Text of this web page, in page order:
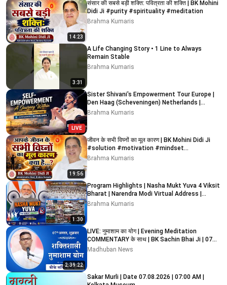
14:23
संसार की सबसे बड़ी शक्ति: पवित्रता की शक्ति | BK Mohini
Didi Ji #purity #spirituality #meditation
Brahma Kumaris
3:31
A Life Changing Story • 1 Line to Always
Remain Stable
Brahma Kumaris
LIVE
Sister Shivani's Empowerment Tour Europe |
Den Haag (Scheveningen) Netherlands |
Highlights
Brahma Kumaris
19:56
जीवन के सभी विघ्नों का मूल कारण | BK Mohini Didi Ji
#solution #motivation #mindset
#meditation
Brahma Kumaris
1:30
Program Highlights | Nasha Mukt Yuva 4 Viksit
Bharat | Narendra Modi Virtual Address |
BrahmaKumaris
Brahma Kumaris
2:39:22
LIVE: नुमाशाम का योग | Evening Meditation
COMMENTARY के साथ | BK Sachin Bhai Ji | 07
August 2026
Madhuban News
Sakar Murli | Date 07.08.2026 | 07:00 AM |